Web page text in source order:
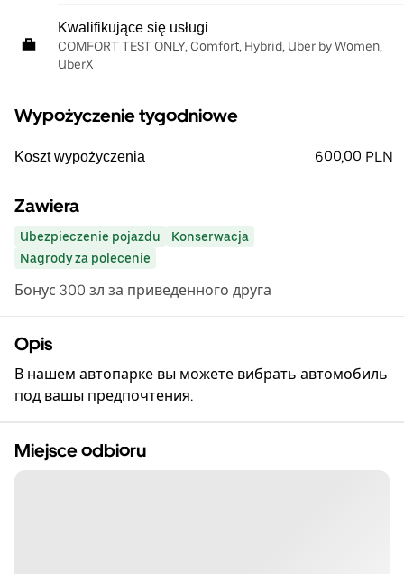
Kwalifikujące się usługi
COMFORT TEST ONLY, Comfort, Hybrid, Uber by Women,
UberX
Wypożyczenie tygodniowe
Koszt wypożyczenia 600,00 PLN
Zawiera
Ubezpieczenie pojazdu
Konserwacja
Nagrody za polecenie
Бонус 300 зл за приведенного друга
Opis
В нашем автопарке вы можете вибрать автомобиль
под вашы предпочтения.
Miejsce odbioru